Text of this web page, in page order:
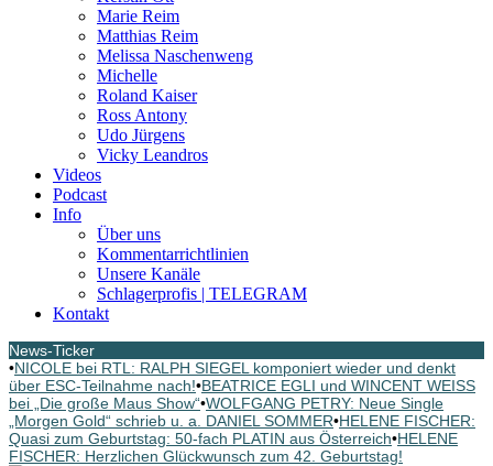
Marie Reim
Matthias Reim
Melissa Naschenweng
Michelle
Roland Kaiser
Ross Antony
Udo Jürgens
Vicky Leandros
Videos
Podcast
Info
Über uns
Kommentarrichtlinien
Unsere Kanäle
Schlagerprofis | TELEGRAM
Kontakt
News-Ticker
•NICOLE bei RTL: RALPH SIEGEL komponiert wieder und denkt
über ESC-Teilnahme nach!•BEATRICE EGLI und WINCENT WEISS
bei „Die große Maus Show“•WOLFGANG PETRY: Neue Single
„Morgen Gold“ schrieb u. a. DANIEL SOMMER•HELENE FISCHER:
Quasi zum Geburtstag: 50-fach PLATIN aus Österreich•HELENE
FISCHER: Herzlichen Glückwunsch zum 42. Geburtstag!